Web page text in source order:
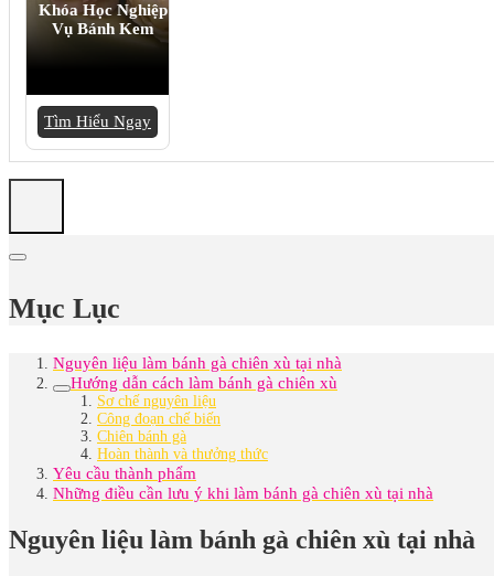
Khóa Học Nghiệp
Vụ Bánh Kem
Tìm Hiểu Ngay
Mục Lục
Nguyên liệu làm bánh gà chiên xù tại nhà
Hướng dẫn cách làm bánh gà chiên xù
Sơ chế nguyên liệu
Công đoạn chế biến
Chiên bánh gà
Hoàn thành và thưởng thức
Yêu cầu thành phẩm
Những điều cần lưu ý khi làm bánh gà chiên xù tại nhà
Nguyên liệu làm bánh gà chiên xù tại nhà